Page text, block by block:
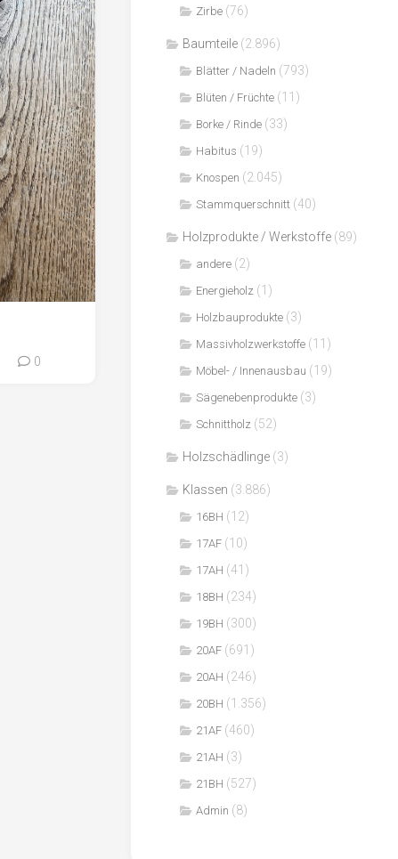
0
Zirbe (76)
Baumteile (2.896)
Blätter / Nadeln (793)
Blüten / Früchte (11)
Borke / Rinde (33)
Habitus (19)
Knospen (2.045)
Stammquerschnitt (40)
Holzprodukte / Werkstoffe (89)
andere (2)
Energieholz (1)
Holzbauprodukte (3)
Massivholzwerkstoffe (11)
Möbel- / Innenausbau (19)
Sägenebenprodukte (3)
Schnittholz (52)
Holzschädlinge (3)
Klassen (3.886)
16BH (12)
17AF (10)
17AH (41)
18BH (234)
19BH (300)
20AF (691)
20AH (246)
20BH (1.356)
21AF (460)
21AH (3)
21BH (527)
Admin (8)